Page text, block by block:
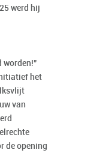
werd hij
worden!”
het
van
de opening